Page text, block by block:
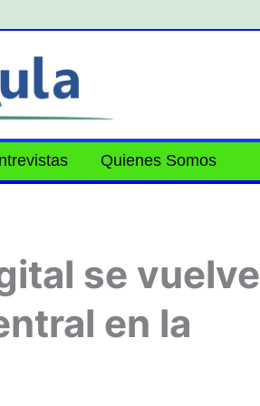
Quienes Somos
se vuelve
en la